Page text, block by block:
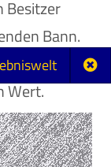
Besitzer
Bann.
hohem
Wert.